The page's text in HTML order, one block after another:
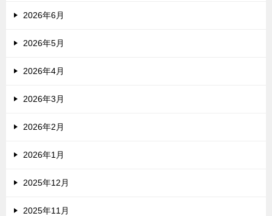
2026年6月
2026年5月
2026年4月
2026年3月
2026年2月
2026年1月
2025年12月
2025年11月